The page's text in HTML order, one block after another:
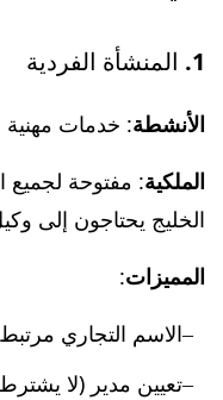
1. المنشأة الفردية
الأنشطة: خدمات مهنية
الملكية: مفتوحة لجميع
الخليج يحتاجون إلى
المميزات:
الاسم التجاري
تعيين مدير (لا